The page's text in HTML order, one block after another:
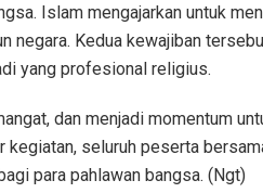
Islam mengajarkan untuk
negara. Kedua kewajiban
yang profesional religius.
dan menjadi momentum
kegiatan, seluruh peserta
para pahlawan bangsa. (Ngt)